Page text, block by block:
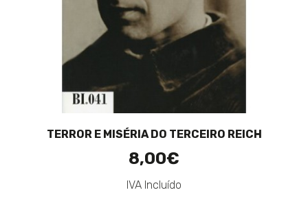
TERROR E MISÉRIA DO TERCEIRO REICH
8,00€
IVA Incluído